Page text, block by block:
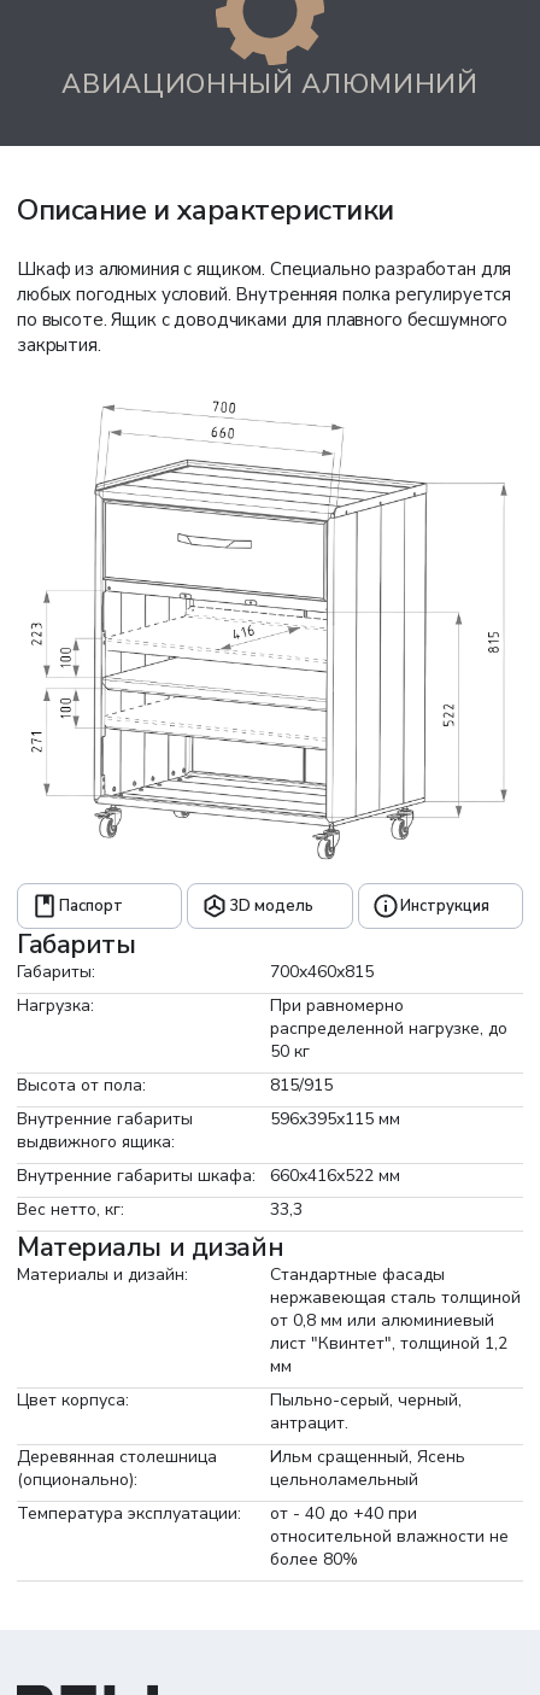
АВИАЦИОННЫЙ АЛЮМИНИЙ
Описание и характеристики
Шкаф из алюминия с ящиком. Специально разработан для
любых погодных условий. Внутренняя полка регулируется
по высоте. Ящик с доводчиками для плавного бесшумного
закрытия.
Паспорт 3D модель Инструкция
Габариты
Габариты:
700x460x815
Нагрузка:
При равномерно
распределенной нагрузке, до
50 кг
Высота от пола:
815/915
Внутренние габариты
выдвижного ящика:
596х395х115 мм
Внутренние габариты шкафа:
660х416х522 мм
Вес нетто, кг:
33,3
Материалы и дизайн
Материалы и дизайн:
Стандартные фасады
нержавеющая сталь толщиной
от 0,8 мм или алюминиевый
лист "Квинтет", толщиной 1,2
мм
Цвет корпуса:
Пыльно-серый, черный,
антрацит.
Деревянная столешница
(опционально):
Ильм сращенный, Ясень
цельноламельный
Температура эксплуатации:
от - 40 до +40 при
относительной влажности не
более 80%